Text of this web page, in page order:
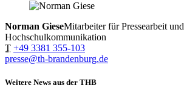
Norman GieseMitarbeiter für Pressearbeit und
Hochschulkommunikation
T +49 3381 355-103
presse@th-brandenburg.de
Weitere News aus der THB